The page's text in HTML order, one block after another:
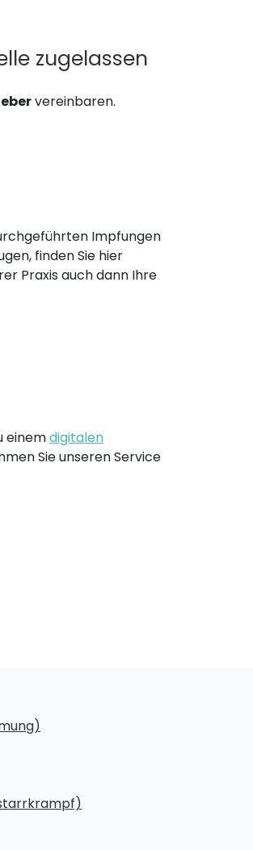
zugelassen
vereinbaren.
Impfungen
finden Sie hier
Praxis auch dann Ihre
einemdigitalen
Sie unseren Service